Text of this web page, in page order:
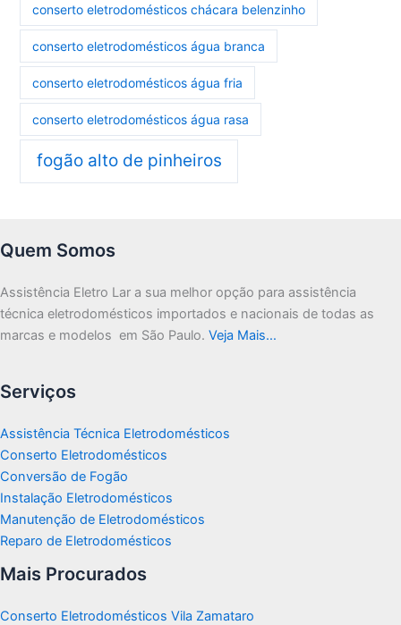
conserto eletrodomésticos chácara belenzinho
conserto eletrodomésticos água branca
conserto eletrodomésticos água fria
conserto eletrodomésticos água rasa
fogão alto de pinheiros
Quem Somos
Assistência Eletro Lar a sua melhor opção para assistência
técnica eletrodomésticos importados e nacionais de todas as
marcas e modelos em São Paulo. Veja Mais…
Serviços
Assistência Técnica Eletrodomésticos
Conserto Eletrodomésticos
Conversão de Fogão
Instalação Eletrodomésticos
Manutenção de Eletrodomésticos
Reparo de Eletrodomésticos
Mais Procurados
Conserto Eletrodomésticos Vila Zamataro